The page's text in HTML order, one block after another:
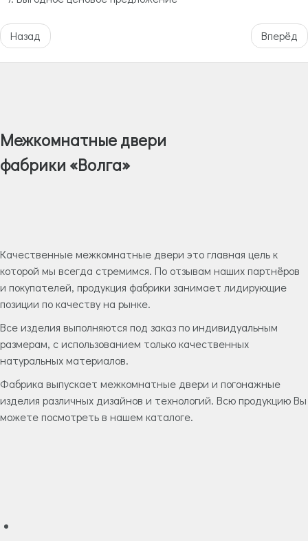
Назад Вперёд
Межкомнатные двери
фабрики «Волга»
Качественные межкомнатные двери это главная цель к
которой мы всегда стремимся. По отзывам наших партнёров
и покупателей, продукция фабрики занимает лидирующие
позиции по качеству на рынке.
Все изделия выполняются под заказ по индивидуальным
размерам, с использованием только качественных
натуральных материалов.
Фабрика выпускает межкомнатные двери и погонажные
изделия различных дизайнов и технологий. Всю продукцию Вы
можете посмотреть в нашем каталоге.